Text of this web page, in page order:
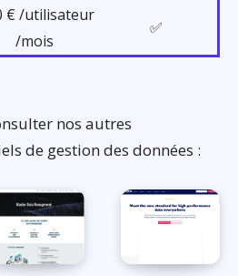
€ /utilisateur
/mois
✅
nos autres
de gestion des données :